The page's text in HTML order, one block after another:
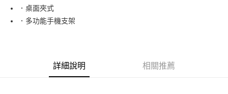
悠遊付
ATM付款
每筆NT$65，滿NT$690(含以上)免運費
．桌面夾式
．多功能手機支架
詳細說明 相關推薦